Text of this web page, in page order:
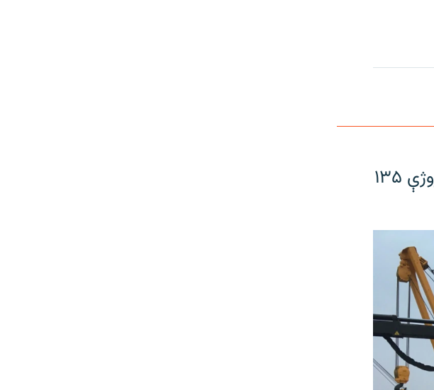
د طالبانو د ریاست الوزرا اقتصادي مرستیالۍ وایي، تراوسه د تاپي پروژې ۱۳۵